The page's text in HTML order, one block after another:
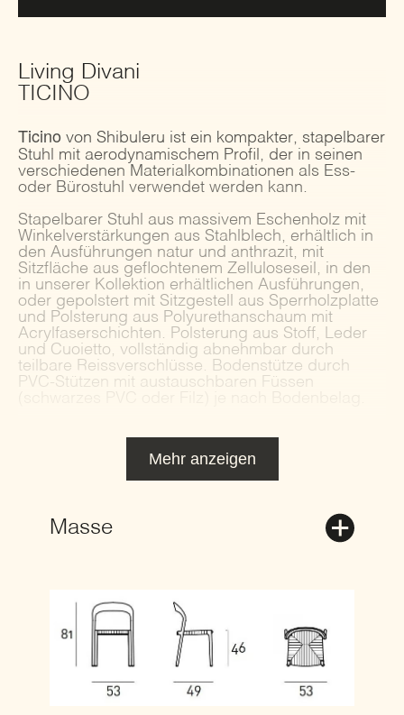
Living Divani
TICINO
Ticino von Shibuleru ist ein kompakter, stapelbarer
Stuhl mit aerodynamischem Profil, der in seinen
verschiedenen Materialkombinationen als Ess-
oder Bürostuhl verwendet werden kann.
Stapelbarer Stuhl aus massivem Eschenholz mit
Winkelverstärkungen aus Stahlblech, erhältlich in
den Ausführungen natur und anthrazit, mit
Sitzfläche aus geflochtenem Zelluloseseil, in den
in unserer Kollektion erhältlichen Ausführungen,
oder gepolstert mit Sitzgestell aus Sperrholzplatte
und Polsterung aus Polyurethanschaum mit
Acrylfaserschichten. Polsterung aus Stoff, Leder
und Cuoietto, vollständig abnehmbar durch
teilbare Reissverschlüsse. Bodenstütze durch
PVC-Stützen mit austauschbaren Füssen
Mehr anzeigen
Masse